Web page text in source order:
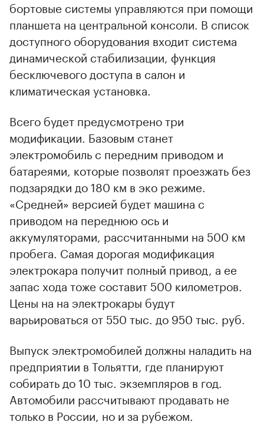
бортовые системы управляются при помощи
планшета на центральной консоли. В список
доступного оборудования входит система
динамической стабилизации, функция
бесключевого доступа в салон и
климатическая установка.
Всего будет предусмотрено три
модификации. Базовым станет
электромобиль с передним приводом и
батареями, которые позволят проезжать без
подзарядки до 180 км в эко режиме.
«Средней» версией будет машина с
приводом на переднюю ось и
аккумуляторами, рассчитанными на 500 км
пробега. Самая дорогая модификация
электрокара получит полный привод, а ее
запас хода тоже составит 500 километров.
Цены на на электрокары будут
варьироваться от 550 тыс. до 950 тыс. руб.
Выпуск электромобилей должны наладить на
предприятии в Тольятти, где планируют
собирать до 10 тыс. экземпляров в год.
Автомобили рассчитывают продавать не
только в России, но и за рубежом.